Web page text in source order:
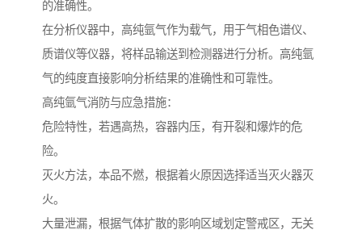
的准确性。
在分析仪器中，高纯氩气作为载气，用于气相色谱仪、
质谱仪等仪器，将样品输送到检测器进行分析。高纯氩
气的纯度直接影响分析结果的准确性和可靠性。
高纯氩气消防与应急措施：
危险特性，若遇高热，容器内压，有开裂和爆炸的危
险。
灭火方法，本品不燃，根据着火原因选择适当灭火器灭
火。
大量泄漏，根据气体扩散的影响区域划定警戒区，无关